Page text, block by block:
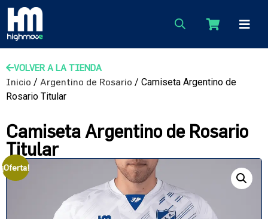
VOLVER A LA TIENDA
Inicio / Argentino de Rosario / Camiseta Argentino de
Rosario Titular
Camiseta Argentino de Rosario
Titular
¡Oferta!